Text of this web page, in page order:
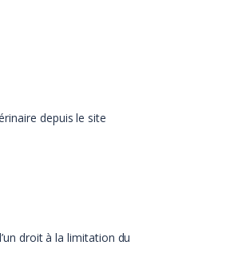
depuis le site
droit à la limitation du